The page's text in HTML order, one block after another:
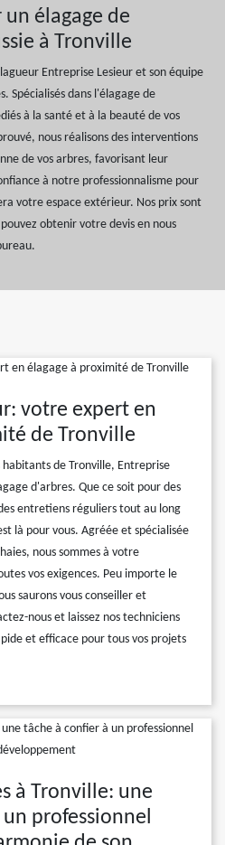
élagage de
à Tronville
Entreprise Lesieur et son équipe
Spécialisés dans l'élagage de
à la santé et à la beauté de vos
nous réalisons des interventions
de vos arbres, favorisant leur
à notre professionnalisme pour
votre espace extérieur. Nos prix sont
obtenir votre devis en nous
votre expert en
de Tronville
habitants de Tronville, Entreprise
d'arbres. Que ce soit pour des
entretiens réguliers tout au long
là pour vous. Agréée et spécialisée
nous sommes à votre
vos exigences. Peu importe le
saurons vous conseiller et
nous et laissez nos techniciens
et efficace pour tous vos projets
à Tronville: une
professionnel